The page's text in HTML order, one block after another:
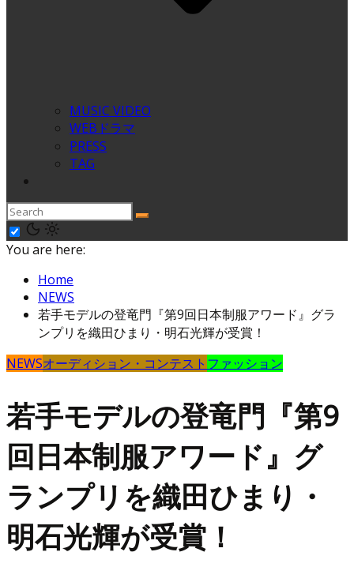
MUSIC VIDEO
WEBドラマ
PRESS
TAG
You are here:
Home
NEWS
若手モデルの登竜門『第9回日本制服アワード』グラ
ンプリを織田ひまり・明石光輝が受賞！
NEWSオーディション・コンテスト ファッション
若手モデルの登竜門『第9
回日本制服アワード』グ
ランプリを織田ひまり・
明石光輝が受賞！